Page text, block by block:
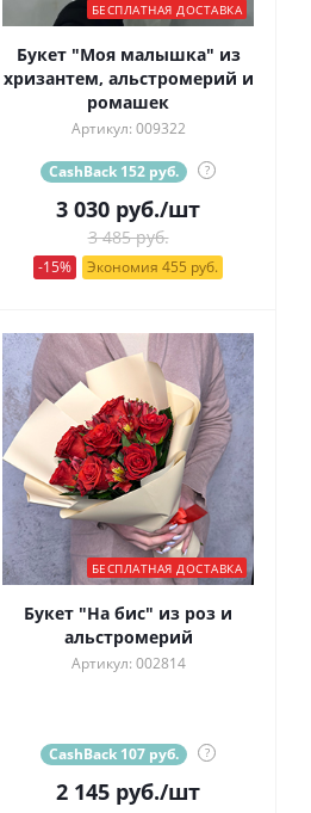
БЕСПЛАТНАЯ ДОСТАВКА
Букет "Моя малышка" из
хризантем, альстромерий и
ромашек
Артикул: 009322
CashBack 152 руб. ?
3 030 руб./шт
3 485 руб.
-15% Экономия 455 руб.
БЕСПЛАТНАЯ ДОСТАВКА
Букет "На бис" из роз и
альстромерий
Артикул: 002814
CashBack 107 руб. ?
2 145 руб./шт